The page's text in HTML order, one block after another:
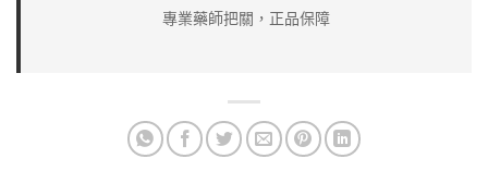
專業藥師把關，正品保障